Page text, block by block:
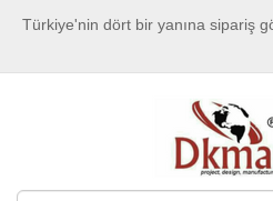
Türkiye'nin dört bir yanına sipariş